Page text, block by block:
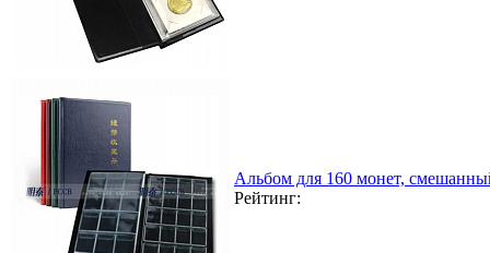
Альбом для 160 монет,
Рейтинг: